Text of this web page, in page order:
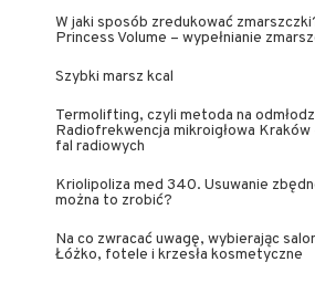
W jaki sposób zredukować
Princess Volume – wypełnianie
Szybki marsz kcal
Termolifting, czyli metoda na
Radiofrekwencja mikroigłowa Kraków
fal radiowych
Kriolipoliza med 340. Usuwanie
można to zrobić?
Na co zwracać uwagę, wybierając
Łóżko, fotele i krzesła kosmetyczne